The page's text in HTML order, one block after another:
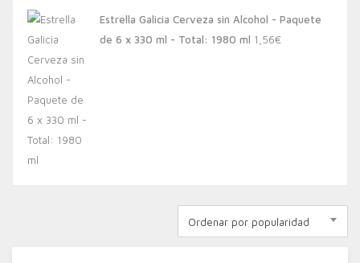
Estrella Galicia Cerveza sin Alcohol - Paquete
de 6 x 330 ml - Total: 1980 ml 1,56€
Ordenar por popularidad